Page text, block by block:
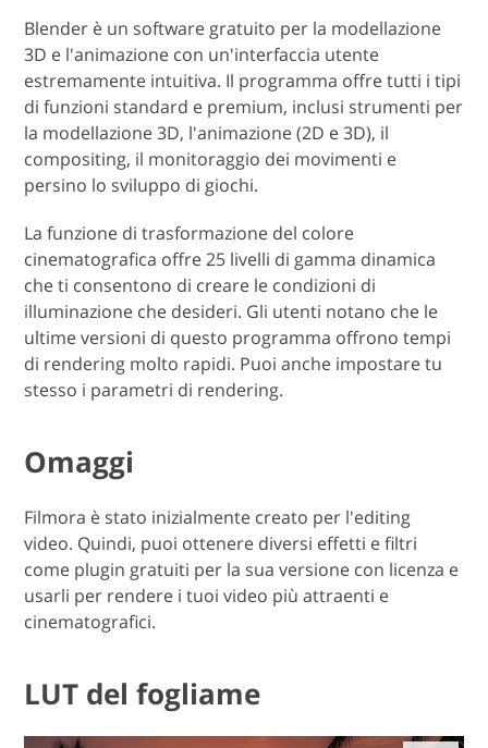
Blender è un software gratuito per la modellazione
3D e l'animazione con un'interfaccia utente
estremamente intuitiva. Il programma offre tutti i tipi
di funzioni standard e premium, inclusi strumenti per
la modellazione 3D, l'animazione (2D e 3D), il
compositing, il monitoraggio dei movimenti e
persino lo sviluppo di giochi.
La funzione di trasformazione del colore
cinematografica offre 25 livelli di gamma dinamica
che ti consentono di creare le condizioni di
illuminazione che desideri. Gli utenti notano che le
ultime versioni di questo programma offrono tempi
di rendering molto rapidi. Puoi anche impostare tu
stesso i parametri di rendering.
Omaggi
Filmora è stato inizialmente creato per l'editing
video. Quindi, puoi ottenere diversi effetti e filtri
come plugin gratuiti per la sua versione con licenza e
usarli per rendere i tuoi video più attraenti e
cinematografici.
LUT del fogliame